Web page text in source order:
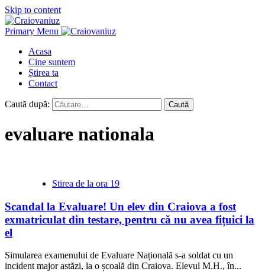
Skip to content
Primary Menu
Acasa
Cine suntem
Știrea ta
Contact
Caută după:
evaluare nationala
Stirea de la ora 19
Scandal la Evaluare! Un elev din Craiova a fost
exmatriculat din testare, pentru că nu avea fițuici la
el
Simularea examenului de Evaluare Națională s-a soldat cu un
incident major astăzi, la o școală din Craiova. Elevul M.H., în...